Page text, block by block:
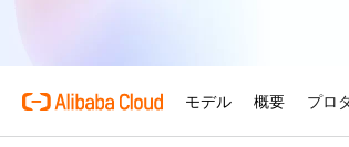
コンストラクター